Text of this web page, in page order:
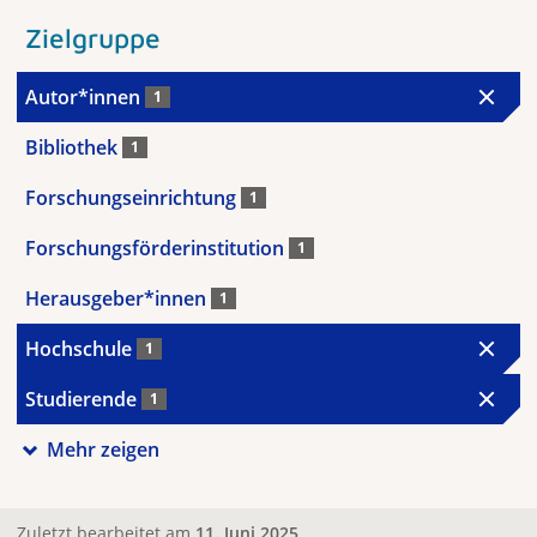
Zielgruppe
Autor*innen 1
Bibliothek 1
Forschungseinrichtung 1
Forschungsförderinstitution 1
Herausgeber*innen 1
Hochschule 1
Studierende 1
Mehr zeigen